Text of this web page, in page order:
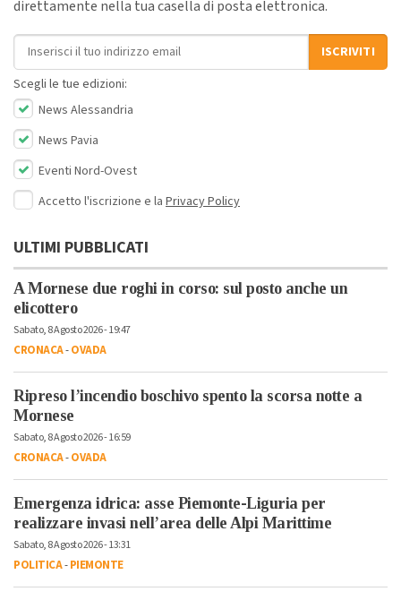
direttamente nella tua casella di posta elettronica.
Indirizzo email
ISCRIVITI
Scegli le tue edizioni:
News Alessandria
News Pavia
Eventi Nord-Ovest
Accetto l'iscrizione e la Privacy Policy
ULTIMI PUBBLICATI
A Mornese due roghi in corso: sul posto anche un
elicottero
Sabato, 8 Agosto 2026 - 19:47
CRONACA-OVADA
Ripreso l’incendio boschivo spento la scorsa notte a
Mornese
Sabato, 8 Agosto 2026 - 16:59
CRONACA-OVADA
Emergenza idrica: asse Piemonte-Liguria per
realizzare invasi nell’area delle Alpi Marittime
Sabato, 8 Agosto 2026 - 13:31
POLITICA-PIEMONTE